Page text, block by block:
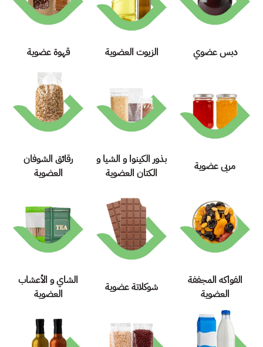
دبس عضوي الزيوت العضوية قهوة عضوية
مربى عضوية
بذور الكينوا و الشيا و
الكتان العضوية
رقائق الشوفان
العضوية
الفواكه المجففة
العضوية
شوكلاتة عضوية
الشاي و الأعشاب
العضوية